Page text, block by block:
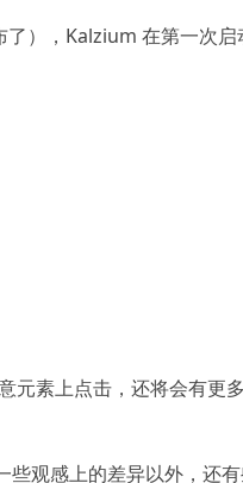
了），Kalzium 在第一次启
元素上点击，还将会有更
些观感上的差异以外，还